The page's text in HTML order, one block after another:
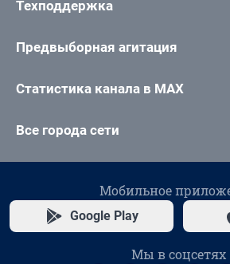
Техподдержка
Предвыборная агитация
Статистика канала в MAX
Все города сети
Мобильное
Google Play
Мы в соцсетях